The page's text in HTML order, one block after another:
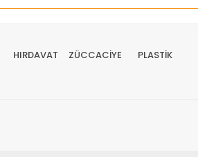
HIRDAVAT ZÜCCACİYE PLASTİK